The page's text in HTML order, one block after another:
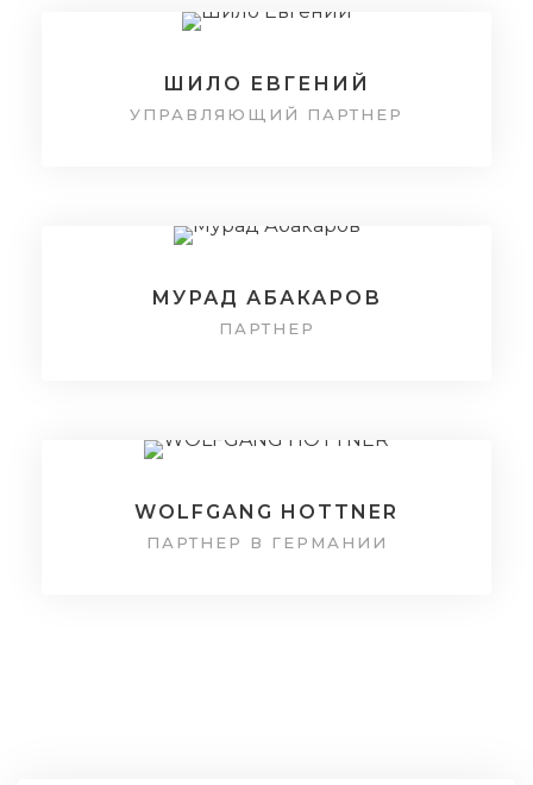
ШИЛО ЕВГЕНИЙ
УПРАВЛЯЮЩИЙ ПАРТНЕР
МУРАД АБАКАРОВ
ПАРТНЕР
WOLFGANG HOTTNER
ПАРТНЕР В ГЕРМАНИИ